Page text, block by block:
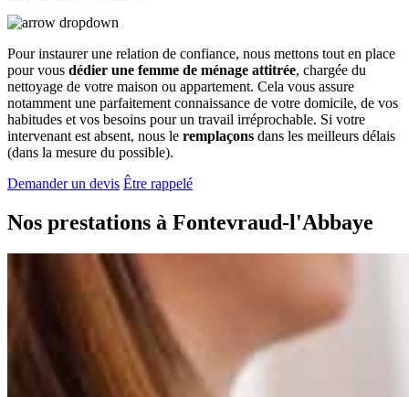
Pour instaurer une relation de confiance, nous mettons tout en place
pour vous dédier une femme de ménage attitrée, chargée du
nettoyage de votre maison ou appartement. Cela vous assure
notamment une parfaitement connaissance de votre domicile, de vos
habitudes et vos besoins pour un travail irréprochable. Si votre
intervenant est absent, nous le remplaçons dans les meilleurs délais
(dans la mesure du possible).
Demander un devis Être rappelé
Nos prestations à Fontevraud-l'Abbaye